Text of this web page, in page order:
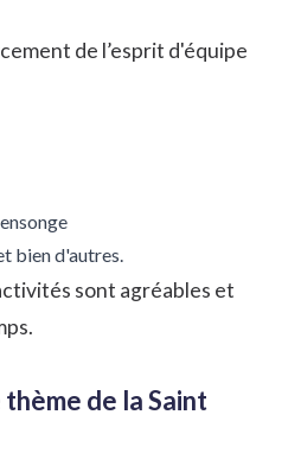
de l’esprit d'équipe
bien d'autres.
sont agréables et
de la Saint